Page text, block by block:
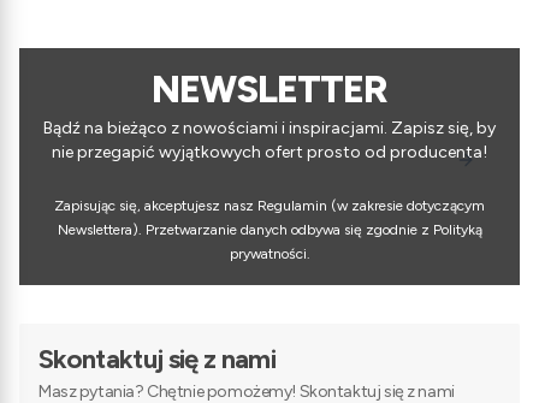
NEWSLETTER
Bądź na bieżąco z nowościami i inspiracjami. Zapisz się, by
nie przegapić wyjątkowych ofert prosto od producenta!
Zapisując się, akceptujesz nasz Regulamin (w zakresie dotyczącym
Newslettera). Przetwarzanie danych odbywa się zgodnie z Polityką
prywatności.
Skontaktuj się z nami
Masz pytania? Chętnie pomożemy! Skontaktuj się z nami